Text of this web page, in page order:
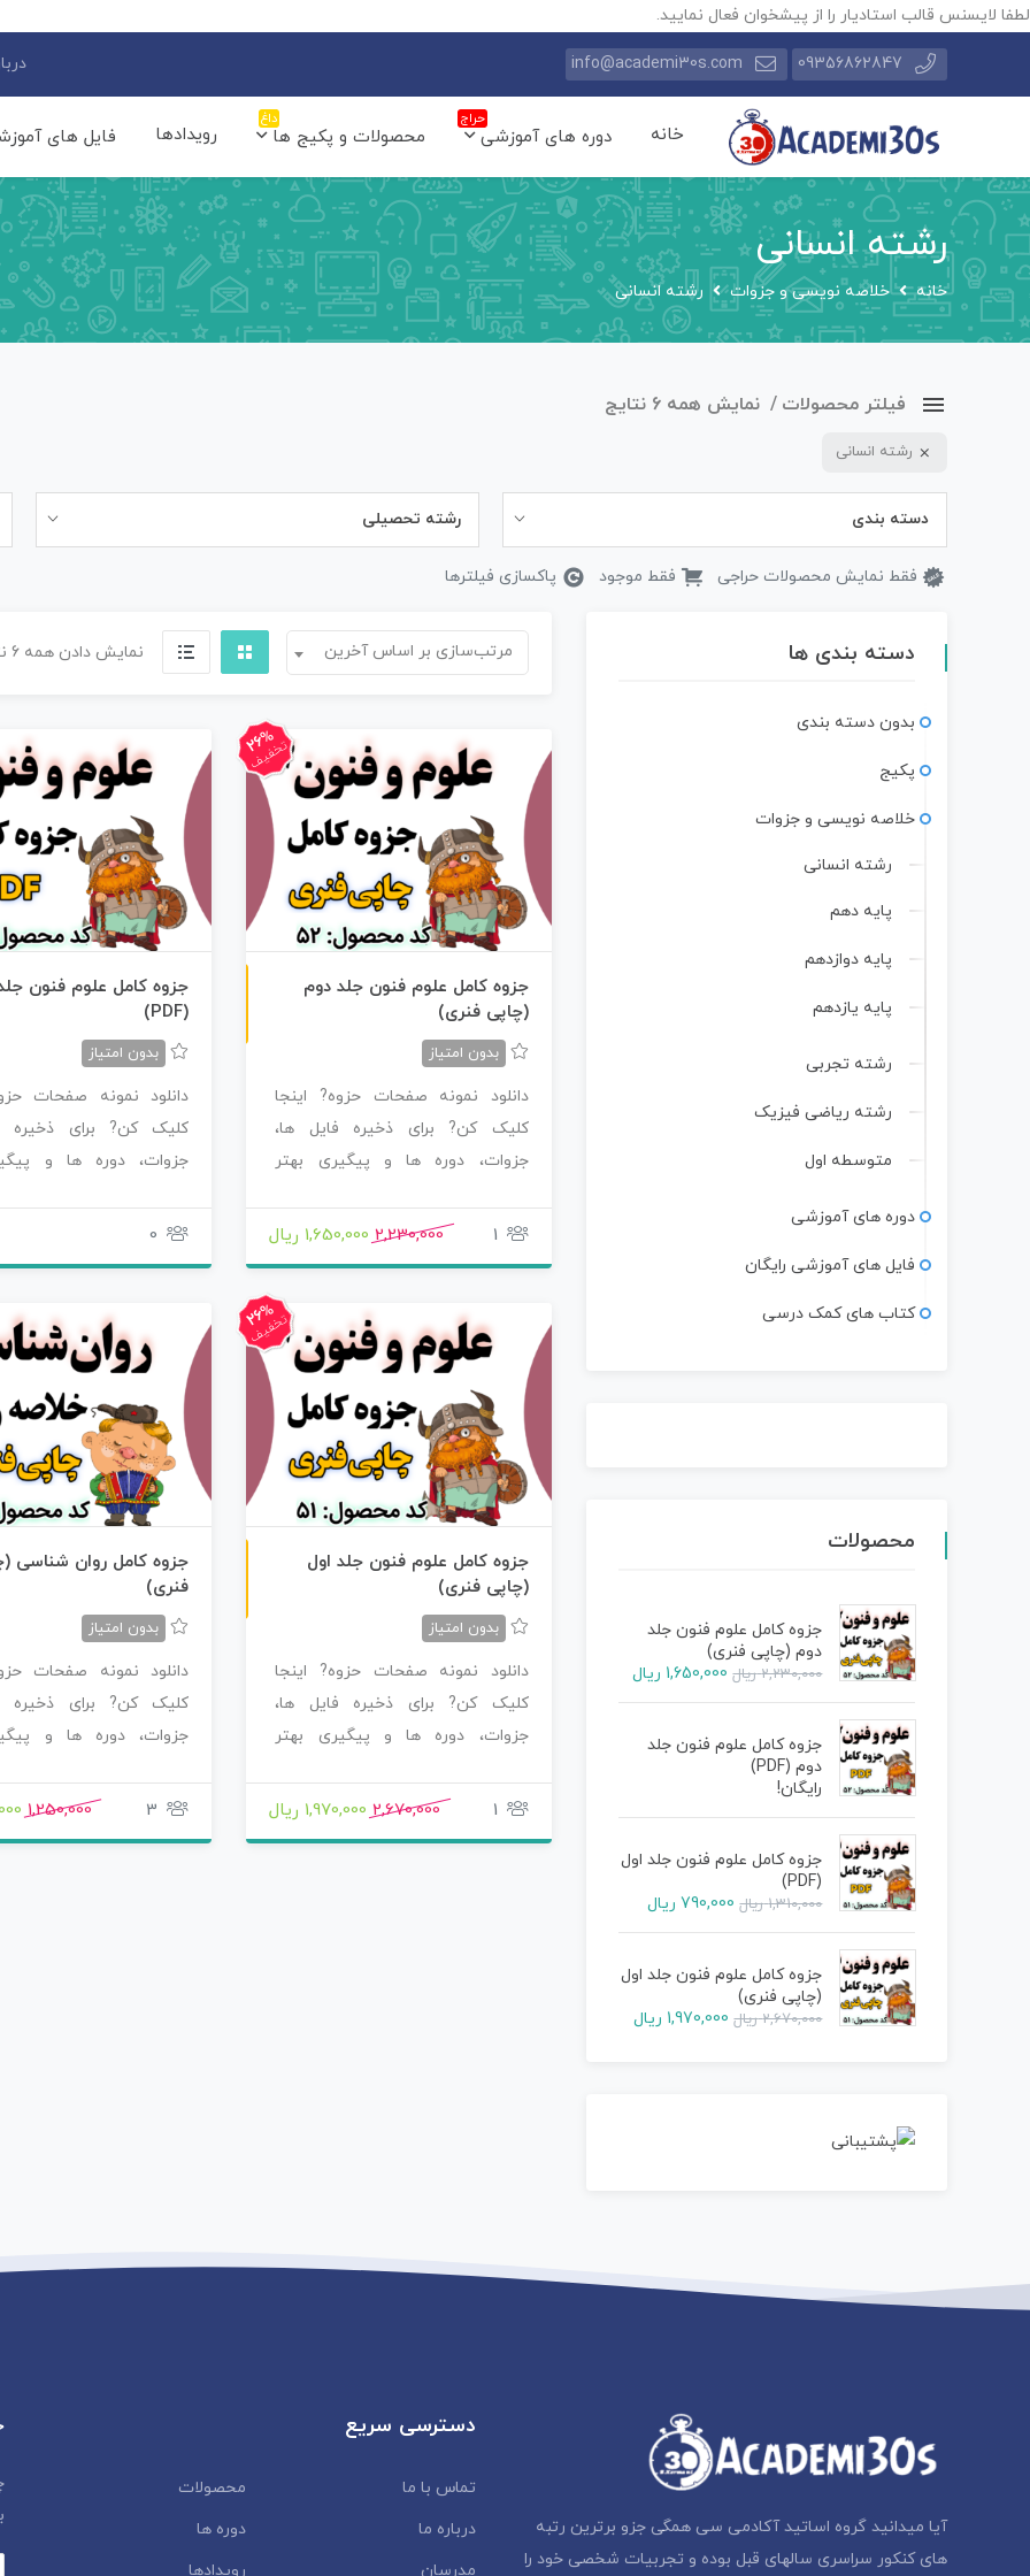
لطفا لایسنس قالب استادیار را از پیشخوان فعال نمایید.
09356862847
info@academi30s.com
خانه دوره های آموزشی
حراج
محصولات و پکیج ها
داغ
رویدادها فایل های
رشته انسانی
خانه خلاصه نویسی و جزوات رشته انسانی
فیلتر محصولات نمایش همه 6 نتایج
رشته انسانی
دسته بندی رشته تحصیلی
فقط نمایش محصولات حراجی فقط موجود پاکسازی فیلترها
مرتب‌سازی بر اساس آخرین نمایش دادن همه 6 نتیجه
26%
تخفیف
جزوه کامل علوم فنون جلد دوم
(چاپی فنری)
بدون امتیاز
دانلود نمونه صفحات حزوه? اینجا
کلیک کن? برای ذخیره فایل ها،
جزوات، دوره ها و پیگیری بهتر
1
2,230,000 1,650,000 ریال
جزوه کامل علوم فنون
(PDF)
بدون امتیاز
دانلود نمونه صفحات
کلیک کن? برای ذخیره
جزوات، دوره ها و
0
26%
تخفیف
جزوه کامل علوم فنون جلد اول
(چاپی فنری)
بدون امتیاز
دانلود نمونه صفحات حزوه? اینجا
کلیک کن? برای ذخیره فایل ها،
جزوات، دوره ها و پیگیری بهتر
1
2,670,000 1,970,000 ریال
جزوه کامل روان شناسی
فنری)
بدون امتیاز
دانلود نمونه صفحات
کلیک کن? برای ذخیره
جزوات، دوره ها و
3
1,250,000
دسته بندی ها
بدون دسته بندی
پکیج
خلاصه نویسی و جزوات
رشته انسانی
پایه دهم
پایه دوازدهم
پایه یازدهم
رشته تجربی
رشته ریاضی فیزیک
متوسطه اول
دوره های آموزشی
فایل های آموزشی رایگان
کتاب های کمک درسی
محصولات
جزوه کامل علوم فنون جلد
دوم (چاپی فنری)
2,230,000 ریال 1,650,000 ریال
جزوه کامل علوم فنون جلد
دوم (PDF)
رایگان!
جزوه کامل علوم فنون جلد اول
(PDF)
1,310,000 ریال 790,000 ریال
جزوه کامل علوم فنون جلد اول
(چاپی فنری)
2,670,000 ریال 1,970,000 ریال
آیا میدانید گروه اساتید آکادمی سی همگی جزو برترین رتبه
های کنکور سراسری سالهای قبل بوده و تجربیات شخصی خود را
دسترسی سریع
تماس با ما
محصولات
درباره ما
دوره ها
مدرسان
رویدادها